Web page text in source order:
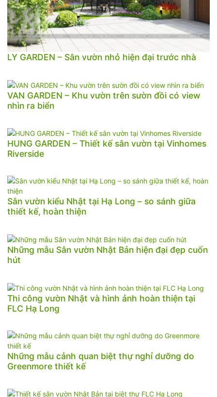
LY GARDEN – Sân vườn nhỏ hiện đại trước nhà
VAN GARDEN – Khu vườn trên sườn đồi có view
nhìn ra biển
HUNG GARDEN – Thiết kế sân vườn tại Vinhomes
Riverside
Sân vườn kiểu Nhật tại Hạ Long – so sánh giữa
thiết kế, hoàn thiện
Những mẫu Sân vườn Nhật Bản hiện đại đẹp cuốn
hút
Thi công vườn Nhật và hình ảnh hoàn thiện tại
FLC Hạ Long
Những mẫu cảnh quan biệt thự nghỉ dưỡng do
Greenmore thiết kế